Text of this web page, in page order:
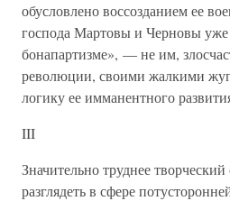
обусловлено воссозданием ее
господа Мартовы и Черновы уже
бонапартизме», — не им,
революции, своими жалкими
логику ее имманентного
III
Значительно труднее
разглядеть в сфере